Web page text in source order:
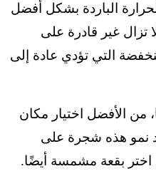
الباردة بشكل أفضل
تزال غير قادرة على
التي تؤدي عادة إلى
من الأفضل اختيار مكان
نمو هذه شجرة على
اختر بقعة مشمسة أيضًا.